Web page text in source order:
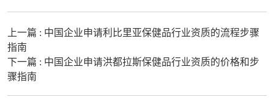
上一篇 : 中国企业申请利比里亚保健品行业资质的流程步骤
指南
下一篇 : 中国企业申请洪都拉斯保健品行业资质的价格和步
骤指南